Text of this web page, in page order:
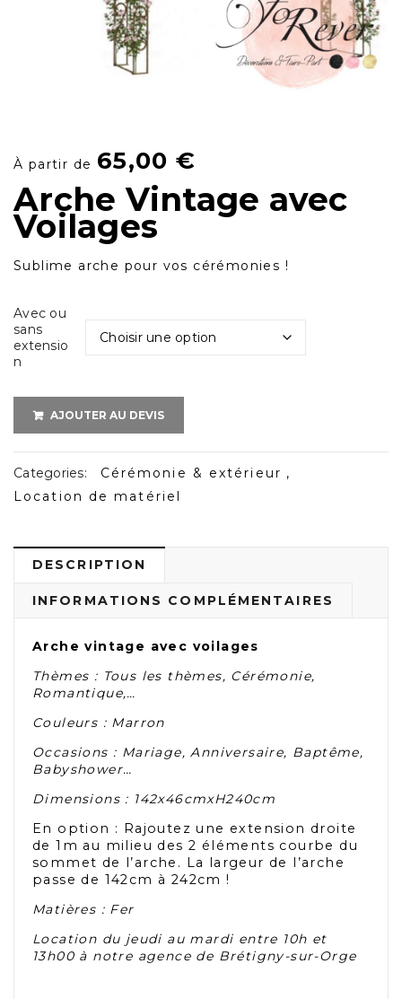
À partir de 65,00€
Arche Vintage avec
Voilages
Sublime arche pour vos cérémonies !
Avec ou
sans
extensio
n
AJOUTER AU DEVIS
Categories: Cérémonie & extérieur ,
Location de matériel
DESCRIPTION
INFORMATIONS COMPLÉMENTAIRES
Arche vintage avec voilages
Thèmes : Tous les thèmes, Cérémonie,
Romantique,…
Couleurs : Marron
Occasions : Mariage, Anniversaire, Baptême,
Babyshower…
Dimensions : 142x46cmxH240cm
En option : Rajoutez une extension droite
de 1m au milieu des 2 éléments courbe du
sommet de l’arche. La largeur de l’arche
passe de 142cm à 242cm !
Matières : Fer
Location du jeudi au mardi entre 10h et
13h00 à notre agence de Brétigny-sur-Orge